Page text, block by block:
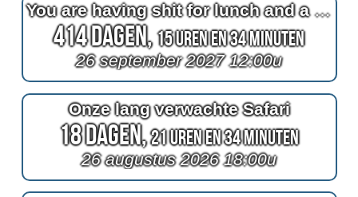
You are having shit for lunch and a piss for drink
414 Dagen,15 Uren en 34 Minuten
26 september 2027 12:00u
Onze lang verwachte Safari
18 Dagen,21 Uren en 34 Minuten
26 augustus 2026 18:00u